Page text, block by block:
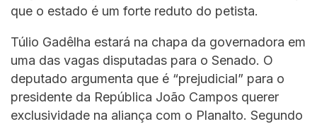
que o estado é um forte reduto do petista.
Túlio Gadêlha estará na chapa da governadora em
uma das vagas disputadas para o Senado. O
deputado argumenta que é “prejudicial” para o
presidente da República João Campos querer
exclusividade na aliança com o Planalto. Segundo